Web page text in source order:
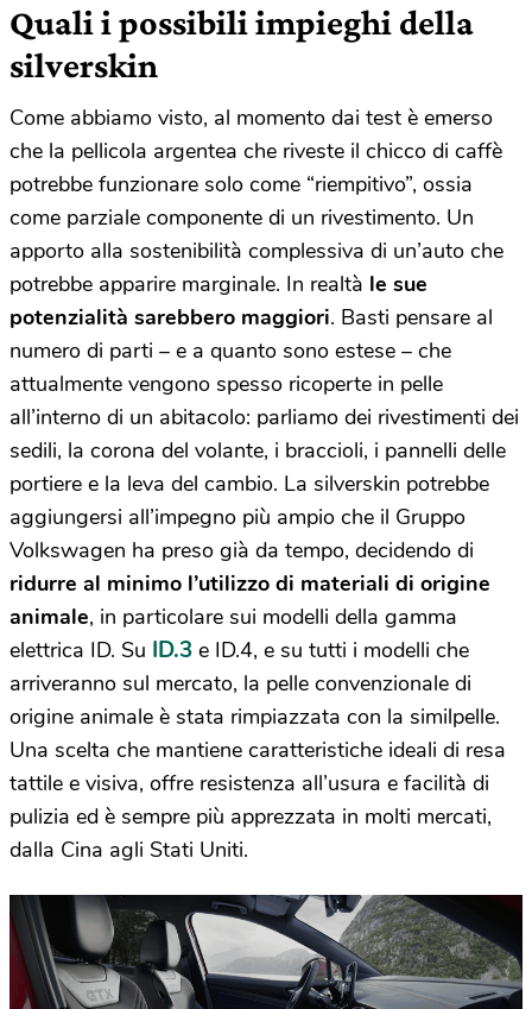
Quali i possibili impieghi della
silverskin
Come abbiamo visto, al momento dai test è emerso
che la pellicola argentea che riveste il chicco di caffè
potrebbe funzionare solo come “riempitivo”, ossia
come parziale componente di un rivestimento. Un
apporto alla sostenibilità complessiva di un’auto che
potrebbe apparire marginale. In realtà le sue
potenzialità sarebbero maggiori. Basti pensare al
numero di parti – e a quanto sono estese – che
attualmente vengono spesso ricoperte in pelle
all’interno di un abitacolo: parliamo dei rivestimenti dei
sedili, la corona del volante, i braccioli, i pannelli delle
portiere e la leva del cambio. La silverskin potrebbe
aggiungersi all’impegno più ampio che il Gruppo
Volkswagen ha preso già da tempo, decidendo di
ridurre al minimo l’utilizzo di materiali di origine
animale, in particolare sui modelli della gamma
elettrica ID. Su ID.3 e ID.4, e su tutti i modelli che
arriveranno sul mercato, la pelle convenzionale di
origine animale è stata rimpiazzata con la similpelle.
Una scelta che mantiene caratteristiche ideali di resa
tattile e visiva, offre resistenza all’usura e facilità di
pulizia ed è sempre più apprezzata in molti mercati,
dalla Cina agli Stati Uniti.